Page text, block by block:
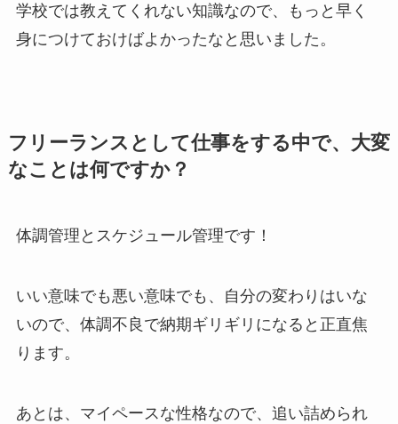
学校では教えてくれない知識なので、もっと早く
身につけておけばよかったなと思いました。
フリーランスとして仕事をする中で、大変
なことは何ですか？
体調管理とスケジュール管理です！
いい意味でも悪い意味でも、自分の変わりはいな
いので、体調不良で納期ギリギリになると正直焦
ります。
あとは、マイペースな性格なので、追い詰められ